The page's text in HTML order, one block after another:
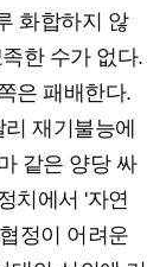
화합하지 않
한 수가 없다.
은 패배한다.
재기불능에
같은 양당 싸
치에서 '자연
정이 어려운